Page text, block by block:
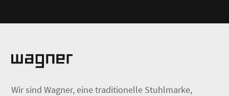
Wir sind Wagner, eine traditionelle Stuhlmarke,